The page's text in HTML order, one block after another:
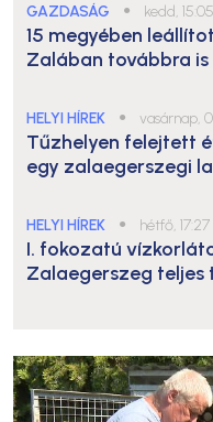
GAZDASÁG ● kedd, 15:05
15 megyében
Zalában továbbra is
HELYI HÍREK ● vasárnap,
Tűzhelyen felejtett
egy zalaegerszegi
HELYI HÍREK ● hétfő, 17:27
I. fokozatú
Zalaegerszeg teljes